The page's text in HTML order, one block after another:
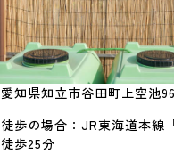
愛知県知立市谷田町上空池
徒歩の場合：JR東海道本線
徒歩25分